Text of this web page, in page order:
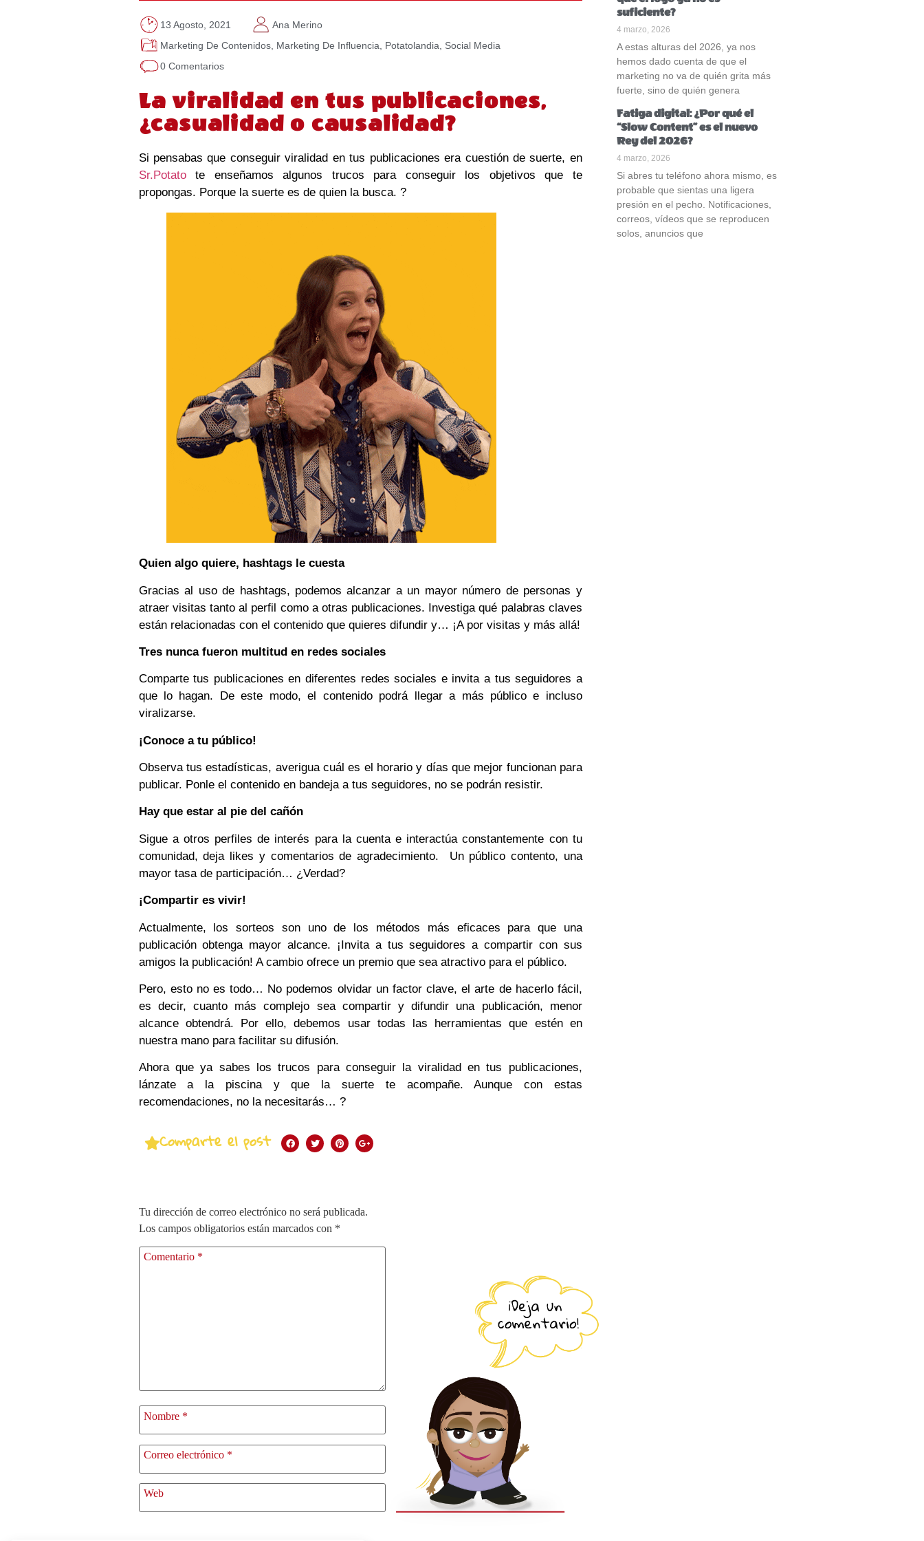
13 Agosto, 2021
Ana Merino
Marketing De Contenidos, Marketing De Influencia Potatolandia
Social Media
0 Comentarios
La viralidad en tus publicaciones,
¿casualidad o causalidad?
Si pensabas que conseguir viralidad en tus publicaciones era cuestión de suerte, en
Sr.Potatote enseñamos algunos trucos para conseguir los objetivos que te
propongas. Porque la suerte es de quien la busca. ?
Quien algo quiere, hashtags le cuesta
Gracias al uso de hashtags, podemos alcanzar a un mayor número de personas y
atraer visitas tanto al perfil como a otras publicaciones. Investiga qué palabras claves
están relacionadas con el contenido que quieres difundir y… ¡A por visitas y más allá!
Tres nunca fueron multitud en redes sociales
Comparte tus publicaciones en diferentes redes sociales e invita a tus seguidores a
que lo hagan. De este modo, el contenido podrá llegar a más público e incluso
viralizarse.
¡Conoce a tu público!
Observa tus estadísticas, averigua cuál es el horario y días que mejor funcionan para
publicar. Ponle el contenido en bandeja a tus seguidores, no se podrán resistir.
Hay que estar al pie del cañón
Sigue a otros perfiles de interés para la cuenta e interactúa constantemente con tu
comunidad, deja likes y comentarios de agradecimiento. Un público contento, una
mayor tasa de participación… ¿Verdad?
¡Compartir es vivir!
Actualmente, los sorteos son uno de los métodos más eficaces para que una
publicación obtenga mayor alcance. ¡Invita a tus seguidores a compartir con sus
amigos la publicación! A cambio ofrece un premio que sea atractivo para el público.
Pero, esto no es todo… No podemos olvidar un factor clave, el arte de hacerlo fácil,
es decir, cuanto más complejo sea compartir y difundir una publicación, menor
alcance obtendrá. Por ello, debemos usar todas las herramientas que estén en
nuestra mano para facilitar su difusión.
Ahora que ya sabes los trucos para conseguir la viralidad en tus publicaciones,
lánzate a la piscina y que la suerte te acompañe. Aunque con estas
recomendaciones, no la necesitarás… ?
suficiente?
4 marzo, 2026
A estas alturas del 2026, ya nos
hemos dado cuenta de que el
marketing no va de quién grita más
fuerte, sino de quién genera
Fatiga digital: ¿Por qué el
“Slow Content” es el nuevo
Rey del 2026?
4 marzo, 2026
Si abres tu teléfono ahora mismo, es
probable que sientas una ligera
presión en el pecho. Notificaciones,
correos, vídeos que se reproducen
solos, anuncios que
Comparte el post
Tu dirección de correo electrónico no será publicada.
Los campos obligatorios están marcados con *
Comentario *
Nombre *
Correo electrónico *
Web